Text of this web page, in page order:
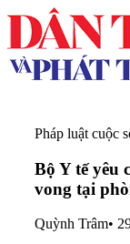
Pháp luật cuộc
Bộ Y tế yêu
vong tại
Quỳnh Trâm•